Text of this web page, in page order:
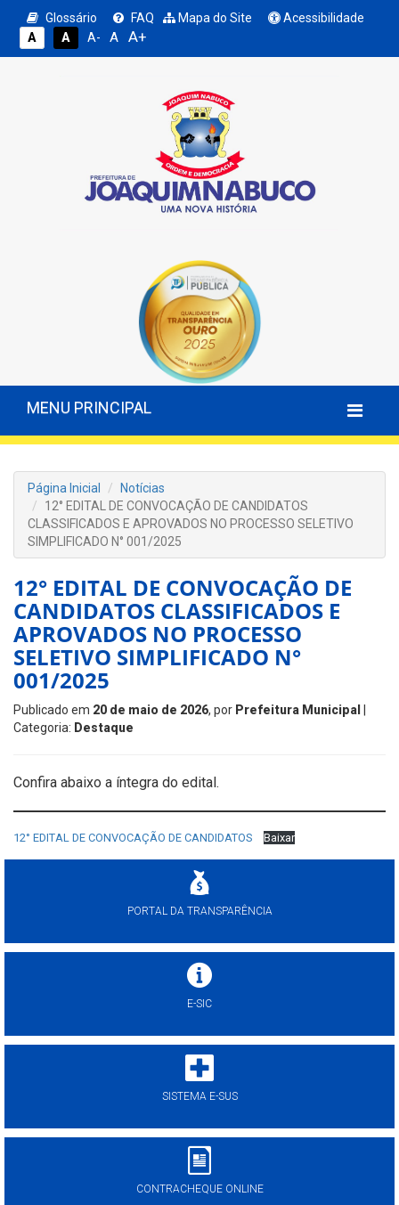
Glossário FAQ Mapa do Site
Acessibilidade
A
A A- A A+
MENU PRINCIPAL
Página Inicial
Notícias
12° EDITAL DE CONVOCAÇÃO DE CANDIDATOS
CLASSIFICADOS E APROVADOS NO PROCESSO SELETIVO
SIMPLIFICADO N° 001/2025
12° EDITAL DE CONVOCAÇÃO DE
CANDIDATOS CLASSIFICADOS E
APROVADOS NO PROCESSO
SELETIVO SIMPLIFICADO N°
001/2025
Publicado em 20 de maio de 2026, por Prefeitura Municipal
Categoria: Destaque
Confira abaixo a íntegra do edital.
12° EDITAL DE CONVOCAÇÃO DE CANDIDATOS Baixar
PORTAL DA TRANSPARÊNCIA
E-SIC
SISTEMA E-SUS
CONTRACHEQUE ONLINE